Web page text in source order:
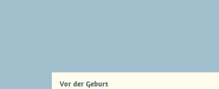
Vor der Geburt